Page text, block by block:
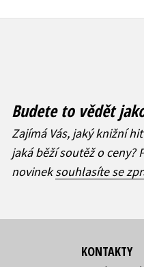
Budete to vědět
Zajímá Vás, jaký knižní
jaká běží soutěž o ceny?
novineksouhlasíte se
KONTAKTY